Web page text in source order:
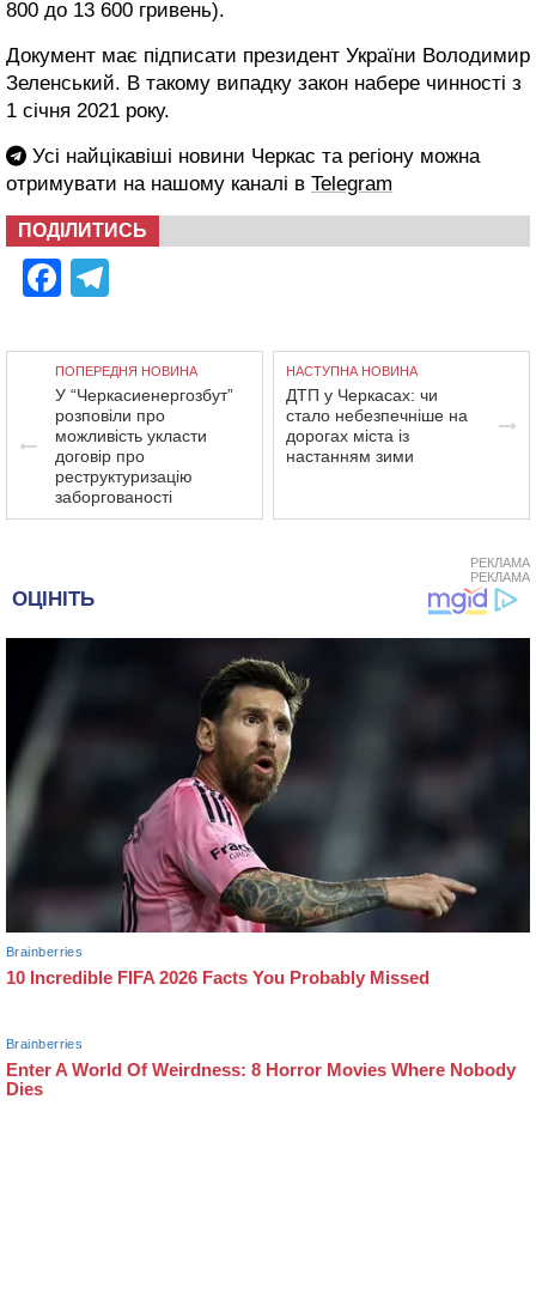
800 до 13 600 гривень).
Документ має підписати президент України Володимир
Зеленський. В такому випадку закон набере чинності з
1 січня 2021 року.
Усі найцікавіші новини Черкас та регіону можна
отримувати на нашому каналі в Telegram
ПОДІЛИТИСЬ
Facebook
ПОПЕРЕДНЯ НОВИНА
У “Черкасиенергозбут”
розповіли про
можливість укласти
договір про
реструктуризацію
заборгованості
НАСТУПНА НОВИНА
ДТП у Черкасах: чи
стало небезпечніше на
дорогах міста із
настанням зими
РЕКЛАМА
РЕКЛАМА